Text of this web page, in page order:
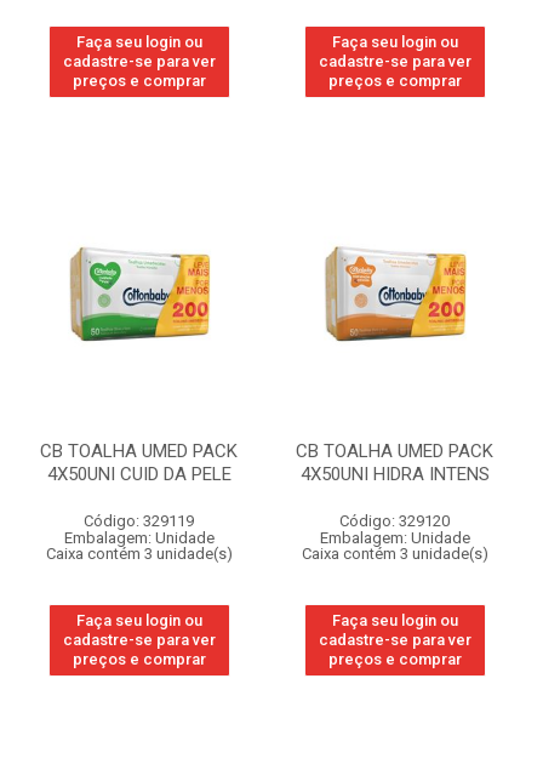
Faça seu login ou
cadastre-se para ver
preços e comprar
Faça seu login ou
cadastre-se para ver
preços e comprar
CB TOALHA UMED PACK
4X50UNI CUID DA PELE
Código: 329119
Embalagem: Unidade
Caixa contém 3 unidade(s)
Faça seu login ou
cadastre-se para ver
preços e comprar
CB TOALHA UMED PACK
4X50UNI HIDRA INTENS
Código: 329120
Embalagem: Unidade
Caixa contém 3 unidade(s)
Faça seu login ou
cadastre-se para ver
preços e comprar